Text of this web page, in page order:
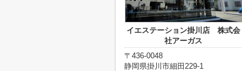
イエステーション掛川店 株式会
社アーガス
〒436-0048
静岡県掛川市細田229-1